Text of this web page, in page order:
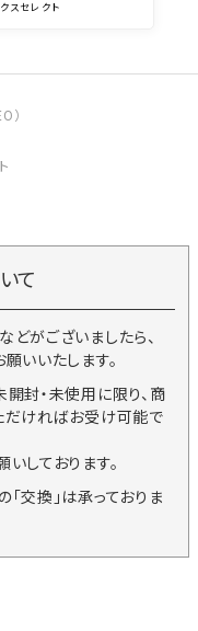
スセレクト
）
て
がございましたら、
いいたします。
封・未使用に限り、商
だければお受け可能で
しております。
交換」は承っておりま